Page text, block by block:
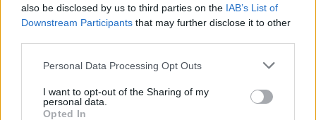
also be disclosed by us to third parties on the IAB’s List of
Downstream Participants that may further disclose it to other
Personal Data Processing Opt Outs
I want to opt-out of the Sharing of my
personal data.
Opted In
Landshypotek
Bank Sparkonto
Trygghet+
0.55
%
Rörlig
Obegr. Ja
Coop
Fasträntekonto 1
år
0.55
%
Obegr. Ja